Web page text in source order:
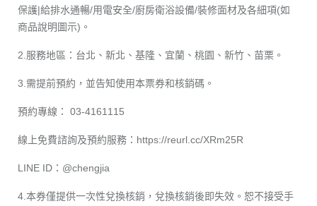
保護|給排水通暢/用電安全/廚房衛浴設備/裝修面材及各細項(如
商品說明圖示)。
2.服務地區：台北、新北、基隆、宜蘭、桃園、新竹、苗栗。
3.需提前預約，並告知使用本票券和核銷碼。
預約專線： 03-4161115
線上免費諮詢及預約服務： https://reurl.cc/XRm25R
LINE ID：@chengjia
4.本券僅提供一次性兌換核銷，兌換核銷後即失效。恕不接受手